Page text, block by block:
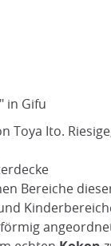
in Gifu
Toya Ito.
Bereiche